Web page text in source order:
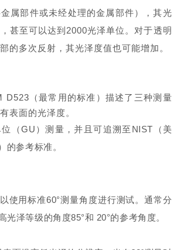
属部件或未经处理的金属部件），其光
甚至可以达到2000光泽单位。对于透明
的多次反射，其光泽度值也可能增加。
D523（最常用的标准）描述了三种测量
表面的光泽度。
（GU）测量，并且可追溯至NIST（美
的参考标准。
使用标准60°测量角度进行测试。通常分
光泽等级的角度85°和 20°的参考角度。